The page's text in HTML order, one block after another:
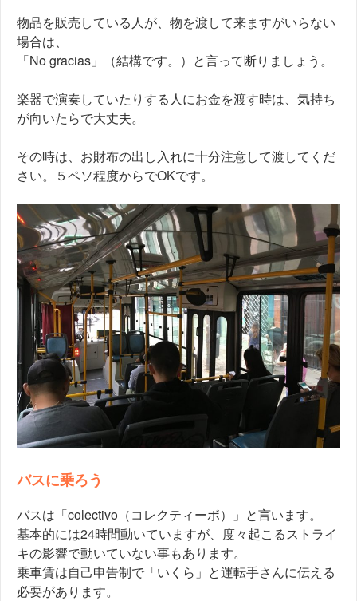
物品を販売している人が、物を渡して来ますがいらない
場合は、
「No gracias」（結構です。）と言って断りましょう。
楽器で演奏していたりする人にお金を渡す時は、気持ち
が向いたらで大丈夫。
その時は、お財布の出し入れに十分注意して渡してくだ
さい。５ペソ程度からでOKです。
バスに乗ろう
バスは「colectivo（コレクティーボ）」と言います。
基本的には24時間動いていますが、度々起こるストライ
キの影響で動いていない事もあります。
乗車賃は自己申告制で「いくら」と運転手さんに伝える
必要があります。